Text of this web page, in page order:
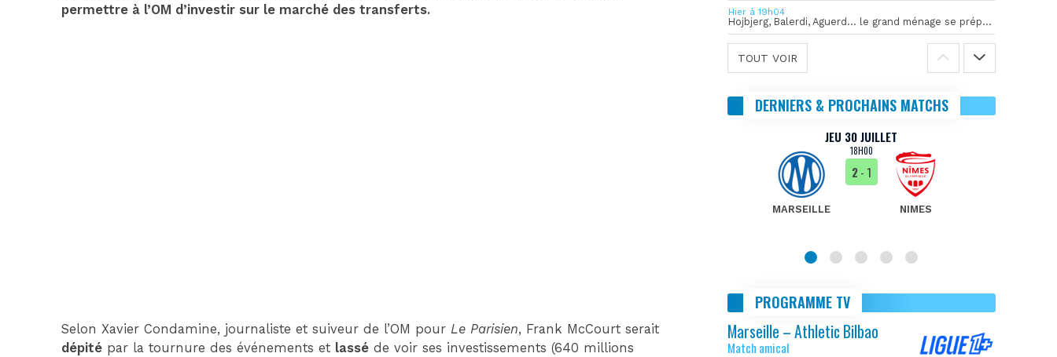
permettre à l’OM d’investir sur le marché des transferts.
Selon Xavier Condamine, journaliste et suiveur de l’OM pour Le Parisien, Frank McCourt serait
dépité par la tournure des événements et lassé de voir ses investissements (640 millions
Hier à 19h04
Hojbjerg, Balerdi, Aguerd… le grand ménage se prépare
TOUT VOIR
DERNIERS & PROCHAINS MATCHS
JEU 30 JUILLET
18H00
MARSEILLE
2- 1
NIMES
PROGRAMME TV
Marseille – Athletic Bilbao
Match amical